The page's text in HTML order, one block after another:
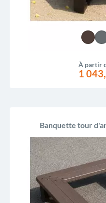
À partir
1
Banquette tour